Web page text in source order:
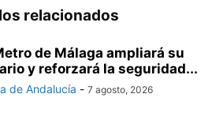
relacionados
de Málaga ampliará su
y reforzará la seguridad...
de Andalucía - 7 agosto, 2026